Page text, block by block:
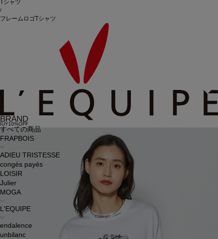
BRAND
すべての商品
FRAPBOIS
ADIEU TRISTESSE
congés payés
LOISIR
Julier
MOGA
L'EQUIPE
endalence
unbilanc
Tシャツ
/
フレームロゴTシャツ